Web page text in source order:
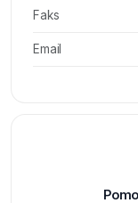
Faks
Email